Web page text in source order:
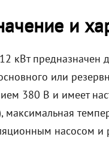
и
кВт
или
380 В и имеет
насосом